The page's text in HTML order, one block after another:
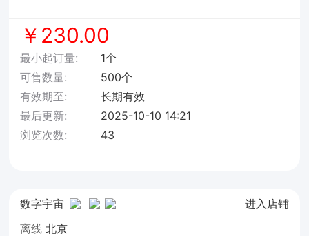
￥230.00
最小起订量:
1个
可售数量:
500个
有效期至:
长期有效
最后更新:
2025-10-10 14:21
浏览次数:
43
数字宇宙
进入店铺
离线 北京